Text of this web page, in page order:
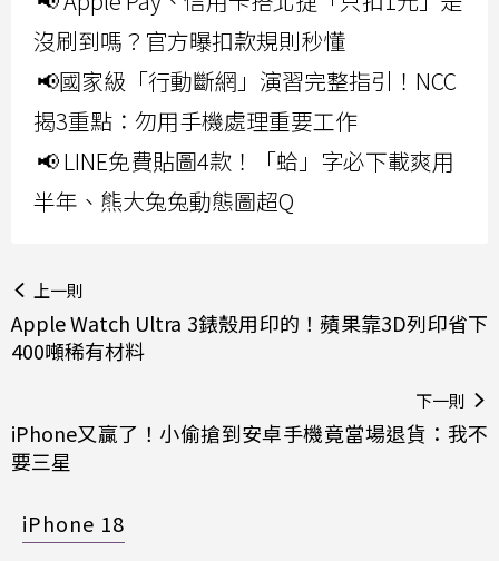
沒刷到嗎？官方曝扣款規則秒懂
📢國家級「行動斷網」演習完整指引！NCC
揭3重點：勿用手機處理重要工作
📢 LINE免費貼圖4款！「蛤」字必下載爽用
半年、熊大兔兔動態圖超Q
上一則
Apple Watch Ultra 3錶殼用印的！蘋果靠3D列印省下
400噸稀有材料
下一則
iPhone又贏了！小偷搶到安卓手機竟當場退貨：我不
要三星
iPhone 18